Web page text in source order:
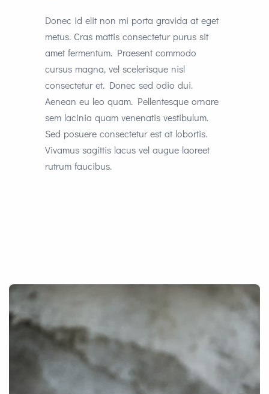
Donec id elit non mi porta gravida at eget
metus. Cras mattis consectetur purus sit
amet fermentum. Praesent commodo
cursus magna, vel scelerisque nisl
consectetur et. Donec sed odio dui.
Aenean eu leo quam. Pellentesque ornare
sem lacinia quam venenatis vestibulum.
Sed posuere consectetur est at lobortis.
Vivamus sagittis lacus vel augue laoreet
rutrum faucibus.